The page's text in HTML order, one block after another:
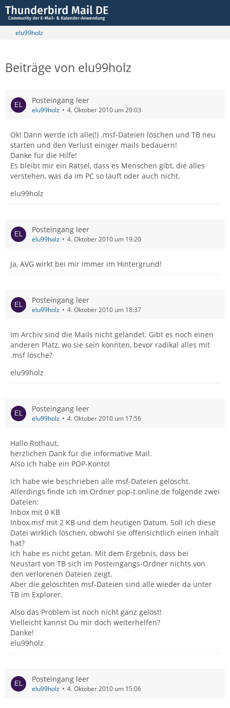
elu99holz
Beiträge von elu99holz
Posteingang leer
elu99holz 4. Oktober 2010 um 20:03
Ok! Dann werde ich alle(!) .msf-Dateien löschen und TB neu
starten und den Verlust einiger mails bedauern!
Danke für die Hilfe!
Es bleibt mir ein Rätsel, dass es Menschen gibt, die alles
verstehen, was da im PC so läuft oder auch nicht.
elu99holz
Posteingang leer
elu99holz 4. Oktober 2010 um 19:20
Ja, AVG wirkt bei mir immer im Hintergrund!
Posteingang leer
elu99holz 4. Oktober 2010 um 18:37
Im Archiv sind die Mails nicht gelandet. Gibt es noch einen
anderen Platz, wo sie sein könnten, bevor radikal alles mit
.msf lösche?
elu99holz
Posteingang leer
elu99holz 4. Oktober 2010 um 17:56
Hallo Rothaut,
herzlichen Dank für die informative Mail.
Also ich habe ein POP-Konto!
Ich habe wie beschrieben alle msf-Dateien gelöscht.
Allerdings finde ich im Ordner pop-t.online.de folgende zwei
Dateien:
Inbox mit 0 KB
Inbox.msf mit 2 KB und dem heutigen Datum. Soll ich diese
Datei wirklich löschen, obwohl sie offensichtlich einen Inhalt
hat?
Ich habe es nicht getan. Mit dem Ergebnis, dass bei
Neustart von TB sich im Posteingangs-Ordner nichts von
den verlorenen Dateien zeigt.
Aber die gelöschten msf-Dateien sind alle wieder da unter
TB im Explorer.
Also das Problem ist noch nicht ganz gelöst!
Vielleicht kannst Du mir doch weiterhelfen?
Danke!
elu99holz
Posteingang leer
elu99holz 4. Oktober 2010 um 15:06